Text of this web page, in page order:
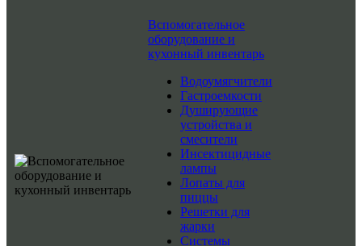
Вспомогательное
оборудование и
кухонный инвентарь
Водоумягчители
Гастроемкости
Душирующие
устройства и
смесители
Инсектицидные
лампы
Лопаты для
пиццы
Решетки для
жарки
Системы